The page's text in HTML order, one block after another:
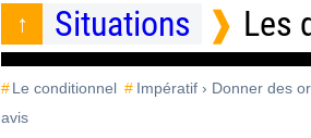
Situations Les
Le conditionnel Impératif › Donner des
avis